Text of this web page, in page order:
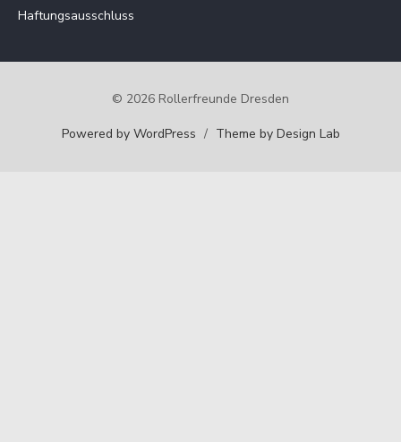
Haftungsausschluss
© 2026 Rollerfreunde Dresden
Powered by WordPress / Theme by Design Lab